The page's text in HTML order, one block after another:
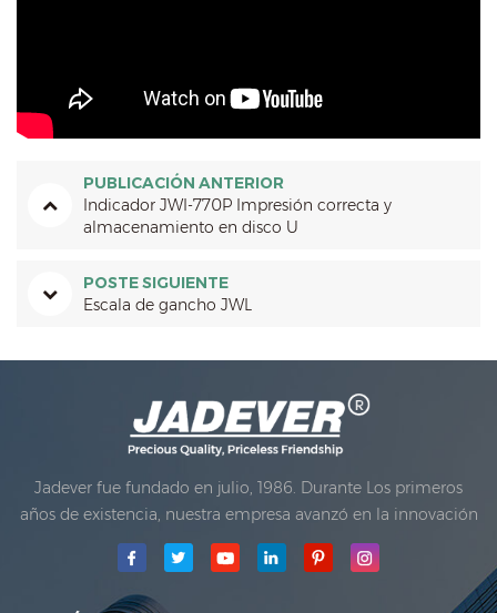
PUBLICACIÓN ANTERIOR
Indicador JWI-770P Impresión correcta y
almacenamiento en disco U
POSTE SIGUIENTE
Escala de gancho JWL
Jadever fue fundado en julio, 1986. Durante Los primeros
años de existencia, nuestra empresa avanzó en la innovación
tecnológica y desarrollando un plan de negocios. En 1998,
nuestra compañía logró el objetivo de la calidad principal,
cuando El primero de nuestros productos recibió la